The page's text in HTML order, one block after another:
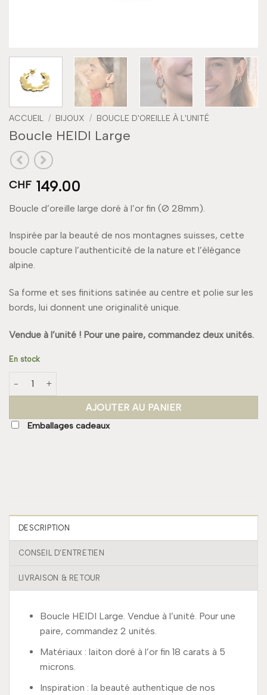
ACCUEIL / BIJOUX / BOUCLE D'OREILLE À L'UNITÉ
Boucle HEIDI Large
CHF 149.00
Boucle d’oreille large doré à l’or fin (Ø 28mm).
Inspirée par la beauté de nos montagnes suisses, cette
boucle capture l’authenticité de la nature et l’élégance
alpine.
Sa forme et ses finitions satinée au centre et polie sur les
bords, lui donnent une originalité unique.
Vendue à l’unité ! Pour une paire, commandez deux unités.
En stock
AJOUTER AU PANIER
Emballages cadeaux
DESCRIPTION
CONSEIL D’ENTRETIEN
LIVRAISON & RETOUR
Boucle HEIDI Large. Vendue à l’unité. Pour une
paire, commandez 2 unités.
Matériaux : laiton doré à l’or fin 18 carats à 5
microns.
Inspiration : la beauté authentique de nos